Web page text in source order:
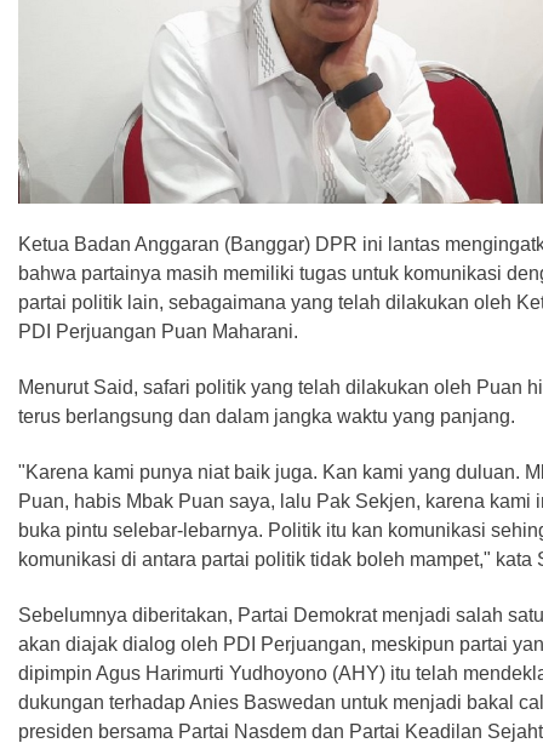
Ketua Badan Anggaran (Banggar) DPR ini lantas
bahwa partainya masih memiliki tugas untuk komunikasi
partai politik lain, sebagaimana yang telah dilakukan oleh
PDI Perjuangan Puan Maharani.
Menurut Said, safari politik yang telah dilakukan oleh Puan
terus berlangsung dan dalam jangka waktu yang panjang.
"Karena kami punya niat baik juga. Kan kami yang duluan.
Puan, habis Mbak Puan saya, lalu Pak Sekjen, karena kami
buka pintu selebar-lebarnya. Politik itu kan komunikasi
komunikasi di antara partai politik tidak boleh mampet," kata
Sebelumnya diberitakan, Partai Demokrat menjadi salah
akan diajak dialog oleh PDI Perjuangan, meskipun partai
dipimpin Agus Harimurti Yudhoyono (AHY) itu telah
dukungan terhadap Anies Baswedan untuk menjadi bakal
presiden bersama Partai Nasdem dan Partai Keadilan